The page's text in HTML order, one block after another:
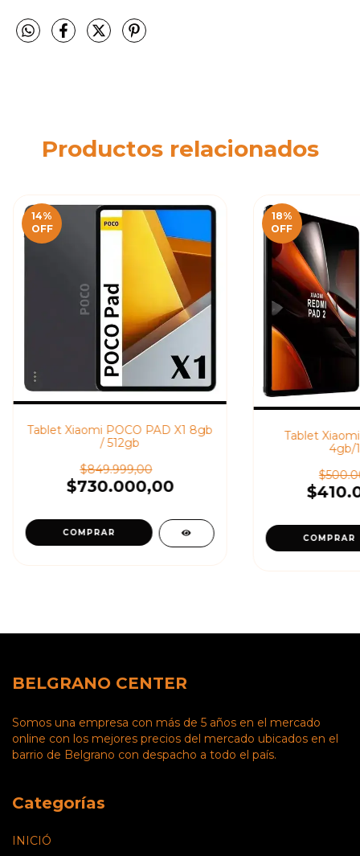
Productos relacionados
14%
OFF
Tablet Xiaomi POCO PAD X1 8gb
/ 512gb
$849.999,00
$730.000,00
18%
OFF
Tablet
4gb/
BELGRANO CENTER
Somos una empresa con más de 5 años en el mercado
online con los mejores precios del mercado ubicados en el
barrio de Belgrano con despacho a todo el país.
Categorías
INICIÓ